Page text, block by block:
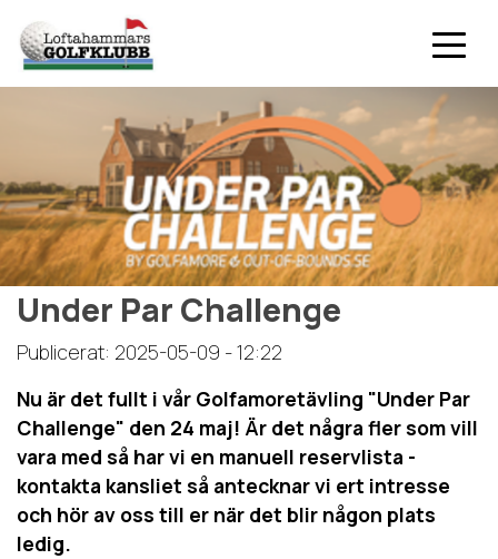
Under Par Challenge
Publicerat: 2025-05-09 - 12:22
Nu är det fullt i vår Golfamoretävling "Under Par
Challenge" den 24 maj! Är det några fler som vill
vara med så har vi en manuell reservlista -
kontakta kansliet så antecknar vi ert intresse
och hör av oss till er när det blir någon plats
ledig.